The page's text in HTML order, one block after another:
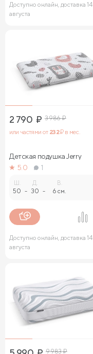
Доступно онлайн, доставка 14
августа
2 790 ₽ 3 986₽
или частями от 232₽ в мес.
Детская подушка Jerry
5.0
1
50 -
Д.
30 -
В.
6 см.
Доступно онлайн, доставка 14
августа
9 983₽